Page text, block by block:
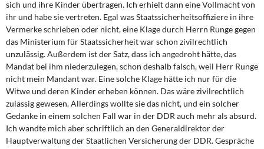
sich und ihre Kinder übertragen. Ich erhielt dann eine Vollmacht von
ihr und habe sie vertreten. Egal was Staatssicherheits­offiziere in ihre
Vermerke schrieben oder nicht, eine Klage durch Herrn Runge gegen
das Ministerium für Staatssicherheit war schon zivilrechtlich
unzulässig. Außerdem ist der Satz, dass ich angedroht hätte, das
Mandat bei ihm niederzulegen, schon deshalb falsch, weil Herr Runge
nicht mein Mandant war. Eine solche Klage hätte ich nur für die
Witwe und deren Kinder erheben können. Das wäre zivilrechtlich
zulässig gewesen. Allerdings wollte sie das nicht, und ein solcher
Gedanke in einem solchen Fall war in der DDR auch mehr als absurd.
Ich wandte mich aber schriftlich an den Generaldirektor der
Hauptverwaltung der Staatlichen Versicherung der DDR. Gespräche